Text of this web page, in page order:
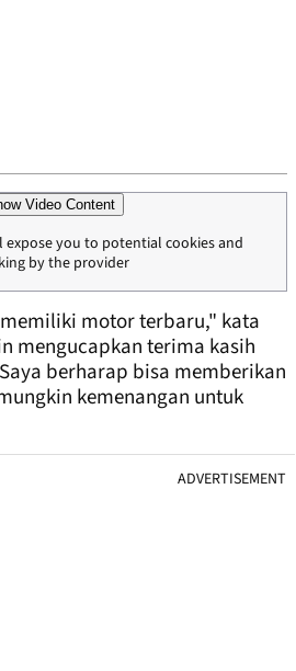
Video Content
you to potential cookies and
by the provider
motor terbaru," kata
mengucapkan terima kasih
berharap bisa memberikan
kemenangan untuk
ADVERTISEMENT